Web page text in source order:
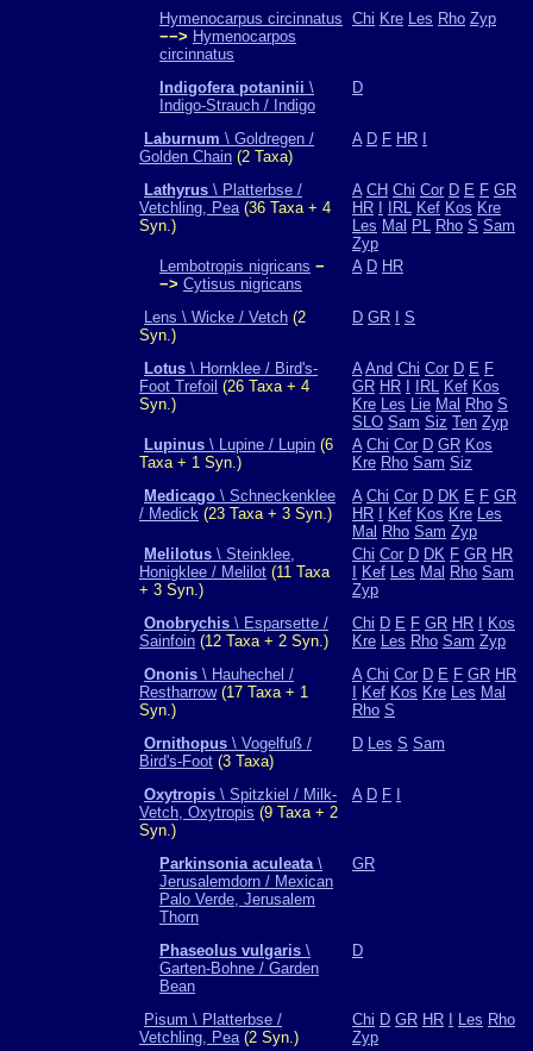
Hymenocarpus circinnatus
−−> Hymenocarpos
circinnatus
Chi Kre Les Rho Zyp
Indigofera potaninii \
Indigo-Strauch / Indigo
D
Laburnum \ Goldregen /
Golden Chain (2 Taxa)
A D F HR
Lathyrus \ Platterbse /
Vetchling, Pea(36 Taxa + 4
Syn.)
A CH Chi Cor D E F GR
HR
IRL Kef Kos Kre
Les Mal PL Rho S Sam
Zyp
Lembotropis nigricans −
−> Cytisus nigricans
A D HR
Lens \ Wicke / Vetch (2
Syn.)
D GR S
Lotus \ Hornklee / Bird's-
Foot Trefoil (26 Taxa + 4
Syn.)
A And Chi Cor D E F
GR HR IRL Kef Kos
Kre Les Lie Mal Rho S
SLO Sam Siz Ten Zyp
Lupinus \ Lupine / Lupin (6
Taxa + 1 Syn.)
A Chi Cor D GR Kos
Kre Rho Sam Siz
Medicago \ Schneckenklee
/ Medick (23 Taxa + 3 Syn.)
A Chi Cor D DK E F GR
HR
Kef Kos Kre Les
Mal Rho Sam Zyp
Melilotus \ Steinklee,
Honigklee / Melilot (11 Taxa
+ 3 Syn.)
Chi Cor D DK F GR HR
Kef Les Mal Rho Sam
Zyp
Onobrychis \ Esparsette /
Sainfoin (12 Taxa + 2 Syn.)
Chi D E F GR HR
Kos
Kre Les Rho Sam Zyp
Ononis \ Hauhechel /
Restharrow(17 Taxa + 1
Syn.)
A Chi Cor D E F GR HR
Kef Kos Kre Les Mal
Rho S
Ornithopus \ Vogelfuß /
Bird's-Foot (3 Taxa)
D Les S Sam
Oxytropis \ Spitzkiel / Milk-
Vetch, Oxytropis (9 Taxa + 2
Syn.)
A D F
Parkinsonia aculeata\
Jerusalemdorn / Mexican
Palo Verde, Jerusalem
Thorn
GR
Phaseolus vulgaris \
Garten-Bohne / Garden
Bean
D
Pisum \ Platterbse /
Vetchling, Pea(2 Syn.)
Chi D GR HR Les Rho
Zyp